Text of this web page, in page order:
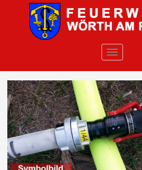
Skip to main content
TOGGLE